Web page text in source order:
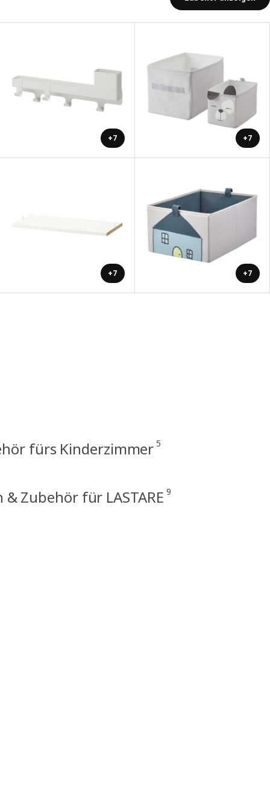
+7 +7
+7 +7
fürs Kinderzimmer 5
& Zubehör für LASTARE 9